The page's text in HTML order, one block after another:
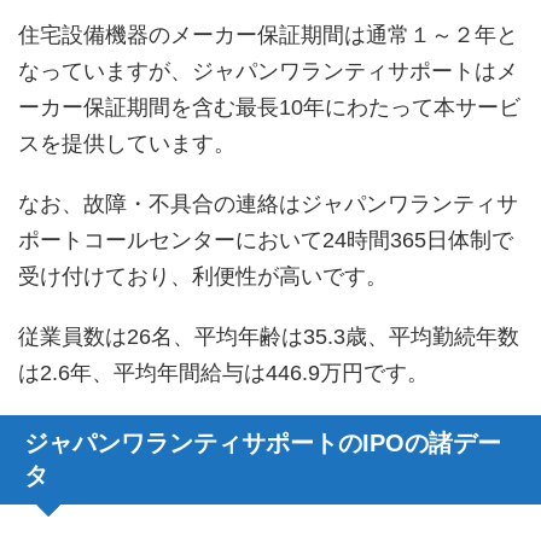
住宅設備機器のメーカー保証期間は通常１～２年と
なっていますが、ジャパンワランティサポートはメ
ーカー保証期間を含む最長10年にわたって本サービ
スを提供しています。
なお、故障・不具合の連絡はジャパンワランティサ
ポートコールセンターにおいて24時間365日体制で
受け付けており、利便性が高いです。
従業員数は26名、平均年齢は35.3歳、平均勤続年数
は2.6年、平均年間給与は446.9万円です。
ジャパンワランティサポートのIPOの諸デー
タ